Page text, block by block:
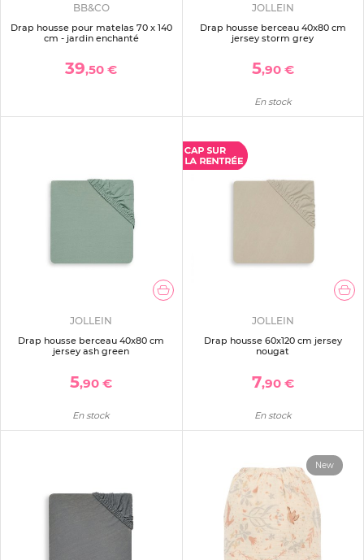
BB&CO
Drap housse pour matelas 70 x 140
cm - jardin enchanté
39,50 €
JOLLEIN
Drap housse berceau 40x80 cm
jersey storm grey
5,90 €
En stock
JOLLEIN
Drap housse berceau 40x80 cm
jersey ash green
5,90 €
En stock
JOLLEIN
Drap housse 60x120 cm jersey
nougat
7,90 €
En stock
New